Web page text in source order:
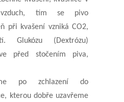
vzduch, tím se pivo
při kvašení vzniká CO2,
Glukózu (Dextrózu)
před stočením piva,
po zchlazení do
kterou dobře uzavřeme